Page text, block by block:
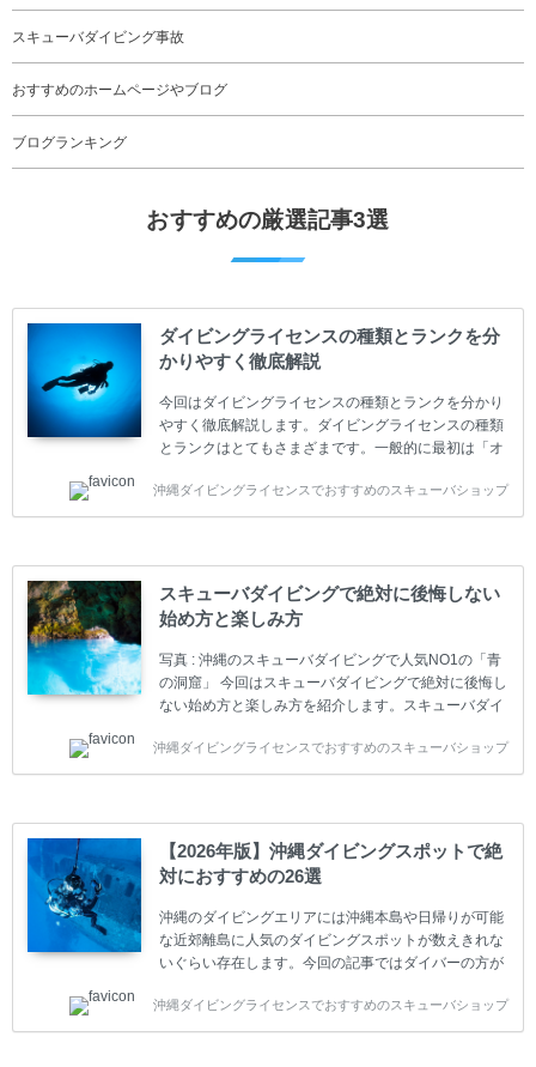
スキューバダイビング事故
おすすめのホームページやブログ
ブログランキング
おすすめの厳選記事3選
ダイビングライセンスの種類とランクを分
かりやすく徹底解説
今回はダイビングライセンスの種類とランクを分かり
やすく徹底解説します。ダイビングライセンスの種類
とランクはとてもさまざまです。一般的に最初は「オ
す。 ダイビングのライセンスカードはダイビングの教
育機関もしくは指導団体が発行しています。教育機関
ダイバーの育成・指導や安全管理、環境保全などの活
動をしています。 ダイビングライセンスの種類はエン
トリーレベルのライセンスからプロレベルのライセン
スまでランク分けされています。各教育機関(指導団
体)によってライセンスカードの名称、トレーニング内
容に違いがありま...
沖縄ダイビングライセンスでおすすめのスキューバショップ
スキューバダイビングで絶対に後悔しない
始め方と楽しみ方
写真 : 沖縄のスキューバダイビングで人気NO1の「青
の洞窟」 今回はスキューバダイビングで絶対に後悔し
ない始め方と楽しみ方を紹介します。スキューバダイ
やまだ始めて間もない初心者の方に必見の内容です。
スキューバダイビングの始め方と楽しみ方について学
ててしまうと、せっかく楽しみにしていたスキューバ
ダイビングが台無しになり後悔することになってしま
うかもしれません。 又、スキューバダイビングは事故
のリスクがあるスポーツでもあります。もしかしたら
危険な思いをしてしまうかもしれません。 今回は現地
ダイビング...
沖縄ダイビングライセンスでおすすめのスキューバショップ
【2026年版】沖縄ダイビングスポットで絶
対におすすめの26選
沖縄のダイビングエリアには沖縄本島や日帰りが可能
な近郊離島に人気のダイビングスポットが数えきれな
いぐらい存在します。今回の記事ではダイバーの方が
グスポットを紹介します。 当スクールは、沖縄本島で
は北谷町、嘉手納町、読谷村、恩納村、名護市、本部
沖縄ダイビングライセンスでおすすめのスキューバショップ